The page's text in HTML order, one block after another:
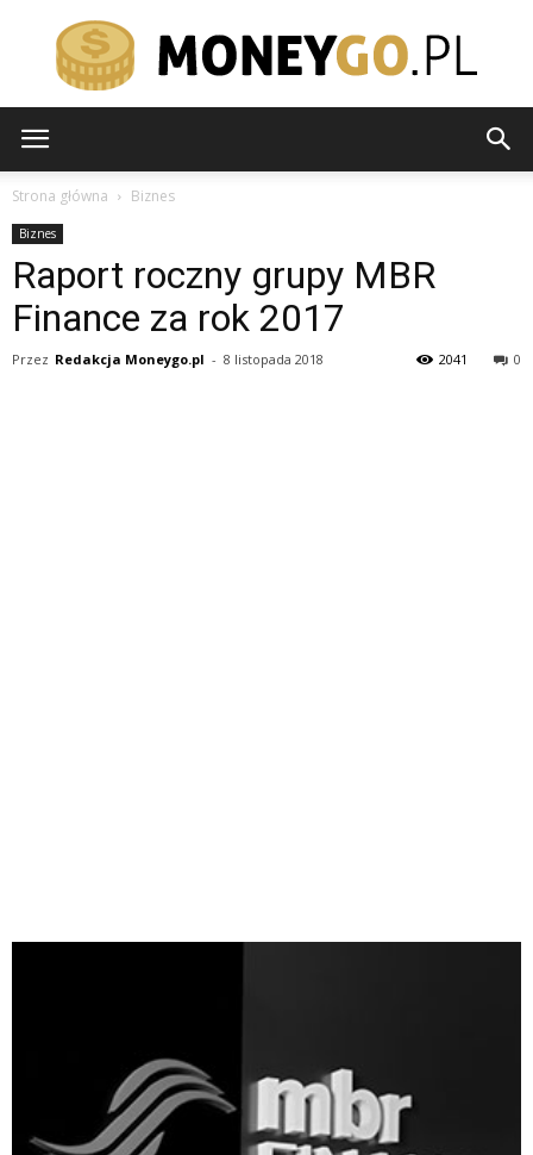
Strona główna Biznes
Biznes
Raport roczny grupy MBR
Finance za rok 2017
Przez Redakcja Moneygo.pl - 8 listopada 2018 0
2041